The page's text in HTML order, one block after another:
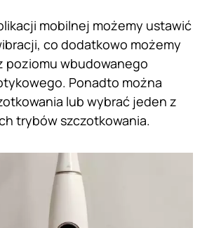
mobilnej możemy ustawić
co dodatkowo możemy
poziomu wbudowanego
Ponadto można
lub wybrać jeden z
trybów szczotkowania.